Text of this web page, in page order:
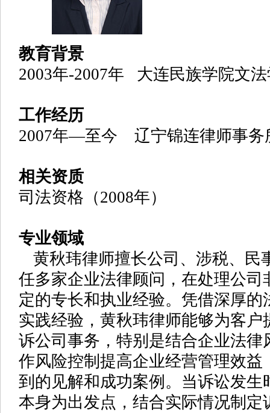
教育背景
2003年-2007年 大连民族学院文
工作经历
2007年—至今 辽宁锦连律师事
相关资质
司法资格（2008年）
专业领域
黄秋玮律师擅长公司、涉税、民
任多家企业法律顾问，在处理公司
定的专长和执业经验。 凭借深厚的
实践经验，黄秋玮律师能够为客
诉公司事务，特别是结合企业法律
作风险控制提高企业经营管理效益
到的见解和成功案例。当诉讼发生
本身为出发点，结合实际情况制定